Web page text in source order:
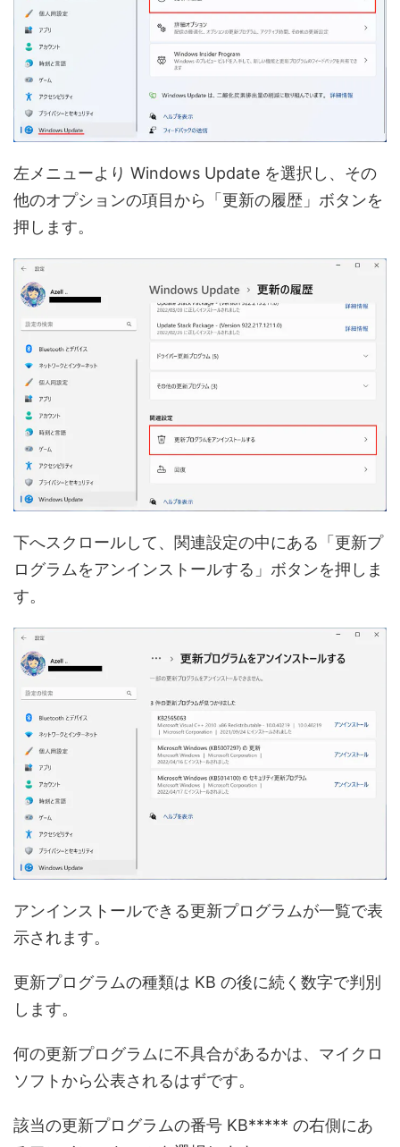
左メニューより Windows Update を選択し、その
他のオプションの項目から「更新の履歴」ボタンを
押します。
下へスクロールして、関連設定の中にある「更新プ
ログラムをアンインストールする」ボタンを押しま
す。
アンインストールできる更新プログラムが一覧で表
示されます。
更新プログラムの種類は KB の後に続く数字で判別
します。
何の更新プログラムに不具合があるかは、マイクロ
ソフトから公表されるはずです。
該当の更新プログラムの番号 KB***** の右側にあ